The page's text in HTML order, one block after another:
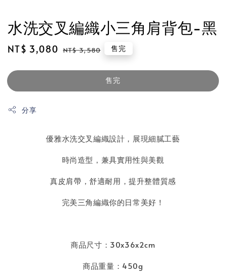
水洗交叉編織小三角肩背包-黑
Sale
NT$ 3,080 Regular
NT$ 3,580 售完
售完
分享
優雅水洗交叉編織設計，展現細膩工藝
時尚造型，兼具實用性與美觀
真皮肩帶，舒適耐用，提升整體質感
完美三角編織你的日常美好！
商品尺寸：30x36x2cm
商品重量：450g